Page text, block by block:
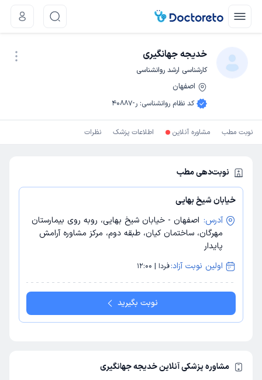
خدیجه جهانگیری
کارشناسی ارشد روانشناسی
اصفهان
کد نظام روانشناسی: ر-40887
نوبت مطب مشاوره آنلاین اطلاعات پزشک نظرات
نوبت‌دهی مطب
خیابان شیخ بهایی
آدرس: اصفهان - خیابان شیخ بهایی، روبه روی بیمارستان
مهرگان، ساختمان کیان، طبقه دوم، مرکز مشاوره آرامش
پایدار
اولین نوبت آزاد:فردا | 12:00
نوبت بگیرید
مشاوره پزشکی آنلاین خدیجه جهانگیری